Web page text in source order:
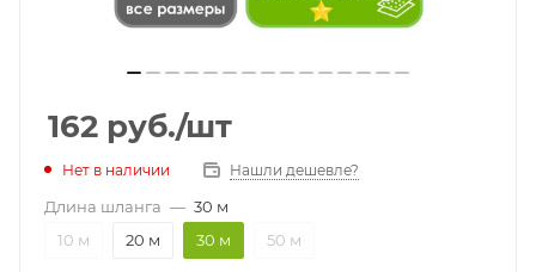
162 руб./шт
Нет в наличии Нашли дешевле?
Длина шланга — 30 м
10 м
20 м 30 м 50 м